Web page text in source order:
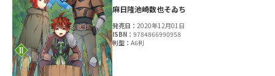
麻日隆池崎数也そゐち
発売日：2020年12月01日
ISBN：9784866990958
判型：A6判